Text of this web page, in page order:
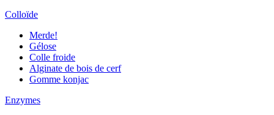
Colloïde
Merde!
Gélose
Colle froide
Alginate de bois de cerf
Gomme konjac
Enzymes